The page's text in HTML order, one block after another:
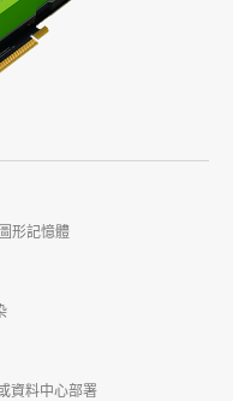
形記憶體
資料中心部署